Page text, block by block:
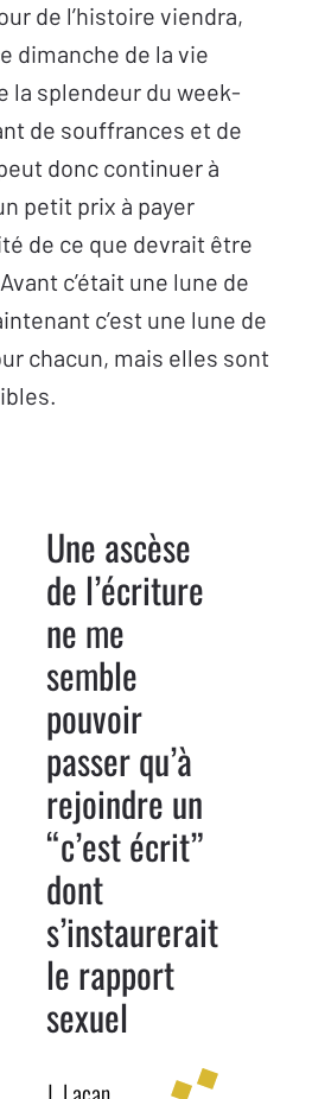
de l’histoire viendra,
dimanche de la vie
la splendeur du week-
de souffrances et de
donc continuer à
petit prix à payer
de ce que devrait être
c’était une lune de
c’est une lune de
chacun, mais elles sont
Une ascèse
de l’écriture
ne me
semble
pouvoir
passer qu’à
rejoindre un
“c’est écrit”
dont
s’instaurerait
le rapport
sexuel